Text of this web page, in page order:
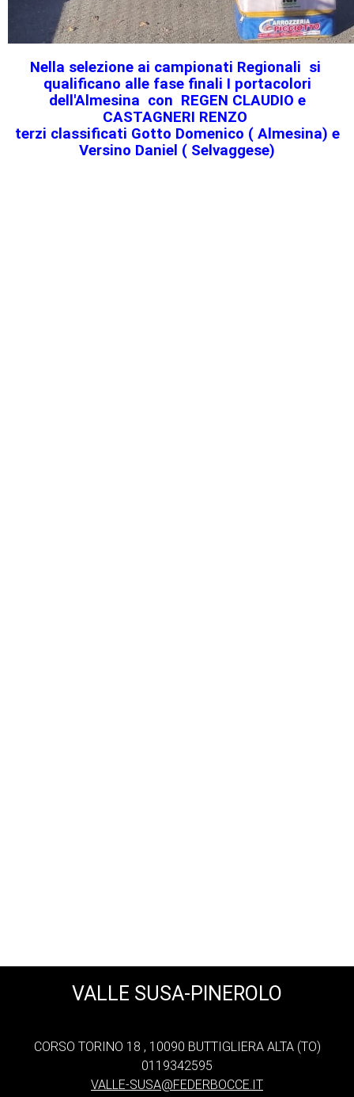
Nella selezione ai campionati Regionali si
qualificano alle fase finali I portacolori
dell'Almesina con REGEN CLAUDIO e
CASTAGNERI RENZO
terzi classificati Gotto Domenico ( Almesina) e
Versino Daniel ( Selvaggese)
VALLE SUSA-PINEROLO
CORSO TORINO 18 , 10090 BUTTIGLIERA ALTA (TO)
0119342595
VALLE-SUSA@FEDERBOCCE.IT